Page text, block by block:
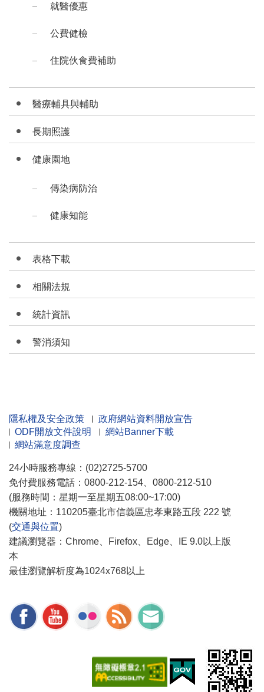
就醫優惠
公費健檢
住院伙食費補助
醫療輔具與輔助
長期照護
健康園地
傳染病防治
健康知能
表格下載
相關法規
統計資訊
警消須知
隱私權及安全政策
政府網站資料開放宣告
ODF開放文件說明
網站Banner下載
網站滿意度調查
24小時服務專線：(02)2725-5700
免付費服務電話：0800-212-154、0800-212-510
(服務時間：星期一至星期五08:00~17:00)
機關地址：110205臺北市信義區忠孝東路五段 222 號
(交通與位置)
建議瀏覽器：Chrome、Firefox、Edge、IE 9.0以上版
本
最佳瀏覽解析度為1024x768以上